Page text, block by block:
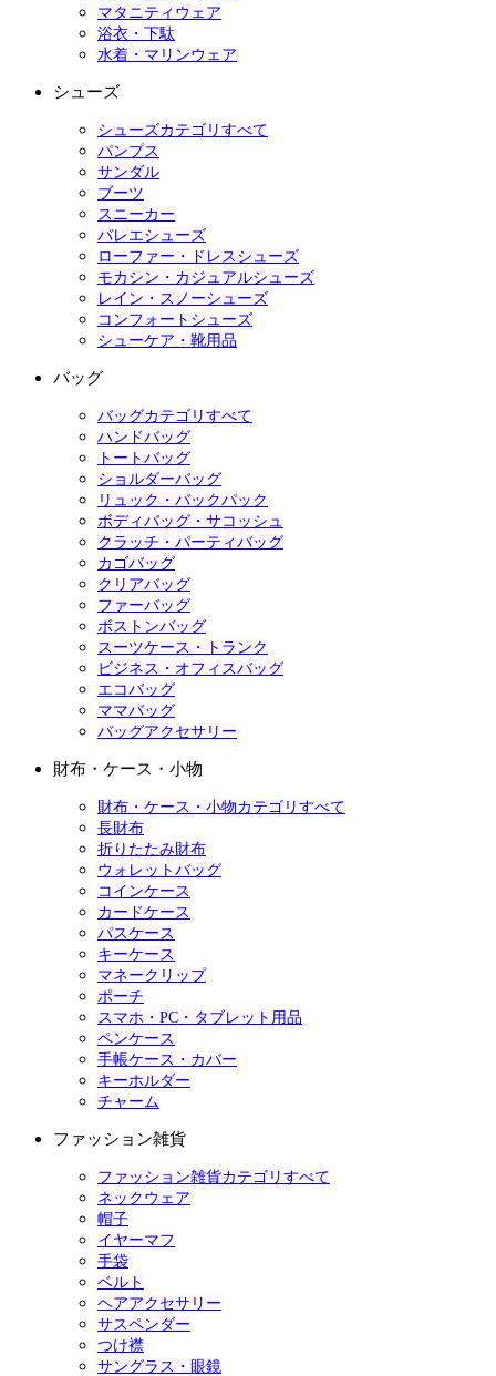
マタニティウェア
浴衣・下駄
水着・マリンウェア
シューズ
シューズカテゴリすべて
パンプス
サンダル
ブーツ
スニーカー
バレエシューズ
ローファー・ドレスシューズ
モカシン・カジュアルシューズ
レイン・スノーシューズ
コンフォートシューズ
シューケア・靴用品
バッグ
バッグカテゴリすべて
ハンドバッグ
トートバッグ
ショルダーバッグ
リュック・バックパック
ボディバッグ・サコッシュ
クラッチ・パーティバッグ
カゴバッグ
クリアバッグ
ファーバッグ
ボストンバッグ
スーツケース・トランク
ビジネス・オフィスバッグ
エコバッグ
ママバッグ
バッグアクセサリー
財布・ケース・小物
財布・ケース・小物カテゴリすべて
長財布
折りたたみ財布
ウォレットバッグ
コインケース
カードケース
パスケース
キーケース
マネークリップ
ポーチ
スマホ・PC・タブレット用品
ペンケース
手帳ケース・カバー
キーホルダー
チャーム
ファッション雑貨
ファッション雑貨カテゴリすべて
ネックウェア
帽子
イヤーマフ
手袋
ベルト
ヘアアクセサリー
サスペンダー
つけ襟
サングラス・眼鏡